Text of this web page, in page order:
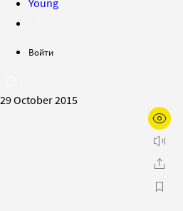
Young
Войти
29 October 2015